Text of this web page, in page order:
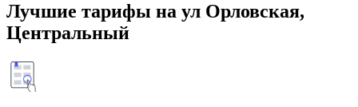
Лучшие тарифы на ул Орловская,
Центральный